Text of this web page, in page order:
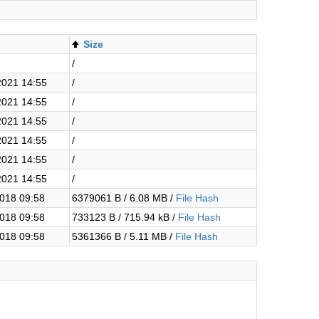
Size
/
14:55
/
14:55
/
14:55
/
14:55
/
14:55
/
14:55
/
09:58
6379061 B / 6.08 MB / File Hash
09:58
733123 B / 715.94 kB / File Hash
09:58
5361366 B / 5.11 MB / File Hash